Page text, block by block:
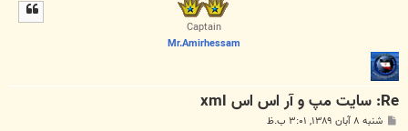
Captain
Mr.Amirhessam
Re: سایت مپ و آر اس اس xml
شنبه ۸ آبان ۱۳۸۹, ۳:۰۱ ب.ظ